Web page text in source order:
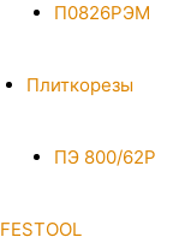
П0826РЭМ
Плиткорезы
ПЭ 800/62Р
FESTOOL